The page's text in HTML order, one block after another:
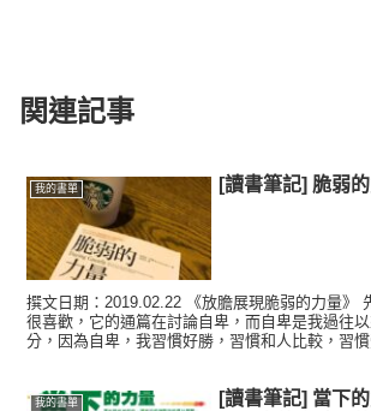
関連記事
我的書單 [讀書筆記] 脆弱
撰文日期：2019.02.22 《放膽展現脆弱的力量》
很喜歡，它的通篇在討論自卑，而自卑是我過往
分，因為自卑，我習慣好勝，習慣和人比較，習
我的書單
[讀書筆記] 當下